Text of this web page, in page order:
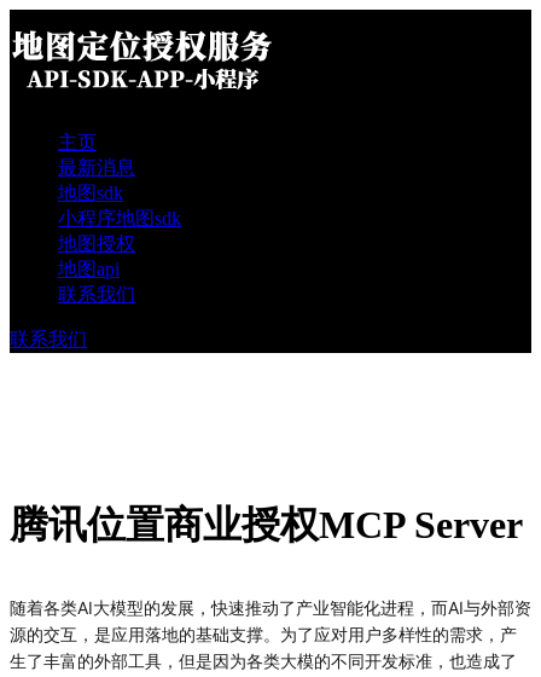
主页
最新消息
地图sdk
小程序地图sdk
地图授权
地图api
联系我们
联系我们
腾讯位置商业授权MCP Server
随着各类AI大模型的发展，快速推动了产业智能化进程，而AI与外部资
源的交互，是应用落地的基础支撑。为了应对用户多样性的需求，产
生了丰富的外部工具，但是因为各类大模的不同开发标准，也造成了